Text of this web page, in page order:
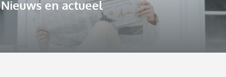
Nieuws en actueel